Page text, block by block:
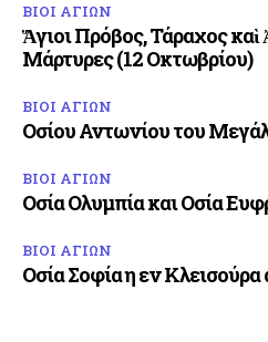
ΒΙΟΙ ΑΓΙΩΝ
Ἅγιοι Πρόβος, Τάραχος καὶ
Μάρτυρες (12 Οκτωβρίου)
ΒΙΟΙ ΑΓΙΩΝ
Οσίου Αντωνίου του
ΒΙΟΙ ΑΓΙΩΝ
Οσία Ολυμπία και Οσία
ΒΙΟΙ ΑΓΙΩΝ
Οσία Σοφία η εν